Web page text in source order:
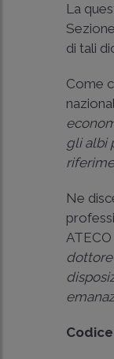
La
di tali
Come
gli albi
Ne
ATECO
dottore